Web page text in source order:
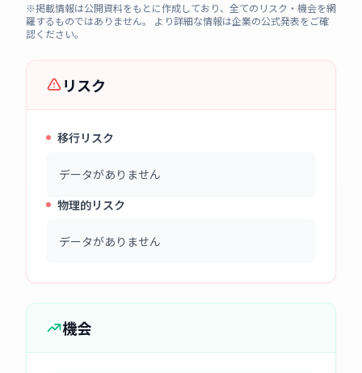
※掲載情報は公開資料をもとに作成しており、全てのリスク・機会を網
羅するものではありません。 より詳細な情報は企業の公式発表をご確
認ください。
リスク
移行リスク
データがありません
物理的リスク
データがありません
機会